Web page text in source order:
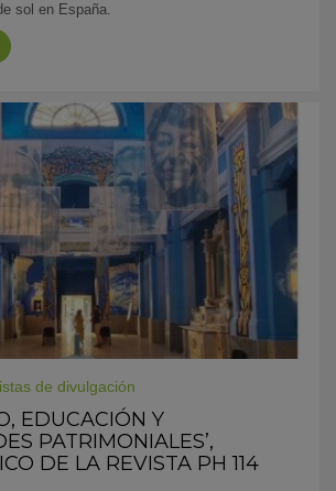
sol en España.
de divulgación
EDUCACIÓN Y
PATRIMONIALES’,
DE LA REVISTA PH 114